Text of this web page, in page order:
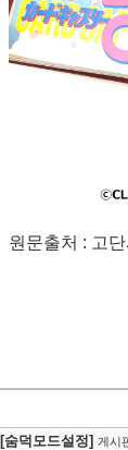
원문출처 : 고
[숨덕모드설정] 게시